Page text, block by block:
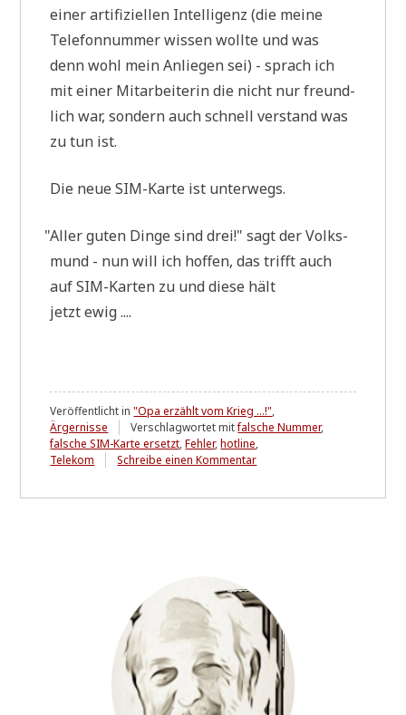
einer arti­fi­zi­el­len Intel­li­genz (die mei­ne
Tele­fon­num­mer wis­sen woll­te und was
denn wohl mein Anlie­gen sei) - sprach ich
mit einer Mit­ar­bei­te­rin die nicht nur freund­
lich war, son­dern auch schnell ver­stand was
zu tun ist.
Die neue SIM-Kar­te ist unterwegs.
"Aller guten Din­ge sind drei!" sagt der Volks­
mund - nun will ich hof­fen, das trifft auch
auf SIM-Kar­ten zu und die­se hält
jetzt ewig ....
Veröffentlicht in"Opa erzählt vom Krieg ...!",
Ärgernisse
Verschlagwortet mitfalsche Nummer,
falsche SIM-Karte ersetzt,Fehler,hotline,
Telekom
Schreibe einen Kommentarzu
e
0
9
-